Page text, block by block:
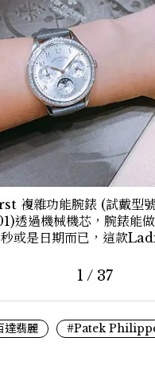
複雜功能腕錶 (試戴型號
透過機械機芯，腕錶能
秒或是日期而已，這款
、日期、月份、閏年、24小
是面盤的配置就很讓人著
字和珠形分鐘刻度，讓
，是一款非常有氣質也
1 / 37
達翡麗 #Patek